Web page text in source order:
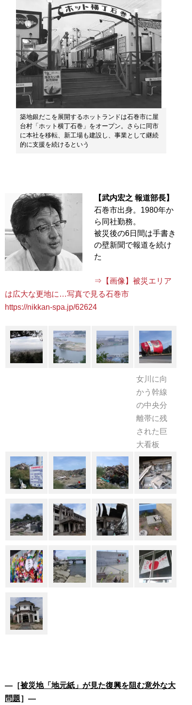
築地銀だこを展開するホットランドは石巻市に屋
台村「ホット横丁石巻」をオープン。さらに同市
に本社を移転、新工場も建設し、事業として継続
的に支援を続けるという
【武内宏之 報道部長】
石巻市出身。1980年か
ら同社勤務。
被災後の6日間は手書き
の壁新聞で報道を続け
た
⇒【画像】被災エリア
https://nikkan-spa.jp/62624
女川に向
かう幹線
の中央分
離帯に残
された巨
大看板
―［被災地「地元紙」が見た復興を阻む意外な大
問題］―